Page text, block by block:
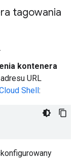
tagowania
.
kontenera
URL
Shell: